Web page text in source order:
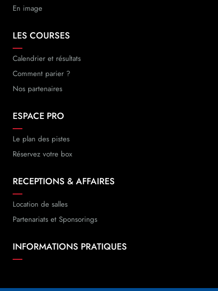
En image
LES COURSES
Calendrier et résultats
Comment parier ?
Nos partenaires
ESPACE PRO
Le plan des pistes
Réservez votre box
RECEPTIONS & AFFAIRES
Location de salles
Partenariats et Sponsorings
INFORMATIONS PRATIQUES